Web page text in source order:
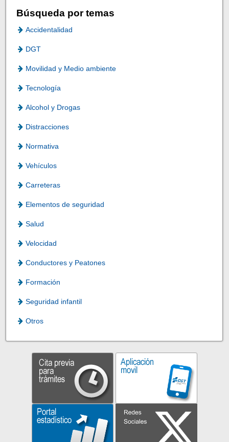
Búsqueda por temas
Accidentalidad
DGT
Movilidad y Medio ambiente
Tecnología
Alcohol y Drogas
Distracciones
Normativa
Vehículos
Carreteras
Elementos de seguridad
Salud
Velocidad
Conductores y Peatones
Formación
Seguridad infantil
Otros